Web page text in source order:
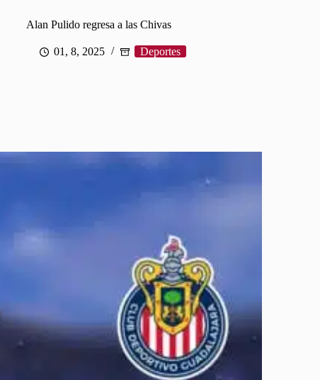
Alan Pulido regresa a las Chivas
01, 8, 2025 Deportes